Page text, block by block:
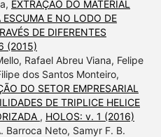
EXTRAÇÃO DO MATERIAL
E NO LODO DE
DE DIFERENTES
(2015)
Rafael Abreu Viana, Felipe
dos Santos Monteiro,
DO SETOR EMPRESARIAL
DE TRIPLICE HELICE
, HOLOS: v. 1 (2016)
Barroca Neto, Samyr F. B.